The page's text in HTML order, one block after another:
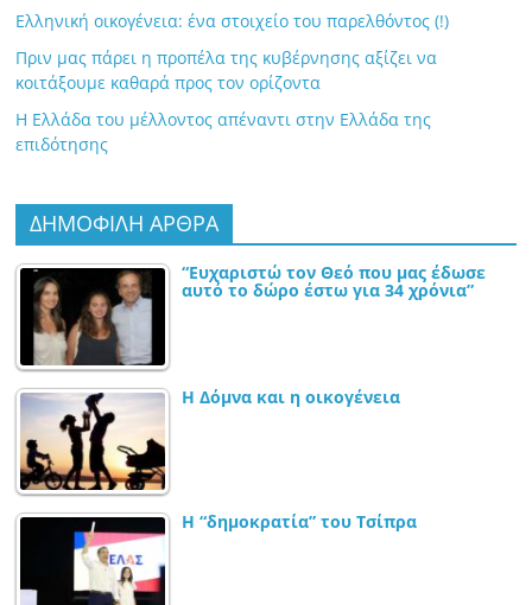
Ελληνική οικογένεια: ένα στοιχείο του παρελθόντος (!)
Πριν μας πάρει η προπέλα της κυβέρνησης αξίζει να
κοιτάξουμε καθαρά προς τον ορίζοντα
Η Ελλάδα του μέλλοντος απέναντι στην Ελλάδα της
επιδότησης
ΔΗΜΟΦΙΛΗ ΑΡΘΡΑ
“Ευχαριστώ τον Θεό που μας έδωσε
αυτό το δώρο έστω για 34 χρόνια”
Η Δόμνα και η οικογένεια
Η “δημοκρατία” του Τσίπρα